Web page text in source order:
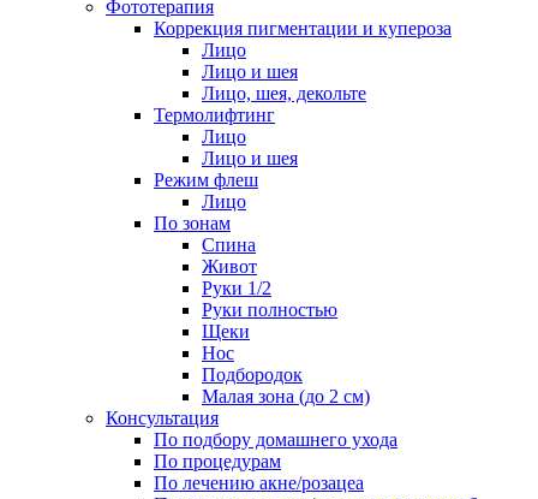
Фототерапия
Коррекция пигментации и купероза
Лицо
Лицо и шея
Лицо, шея, декольте
Термолифтинг
Лицо
Лицо и шея
Режим флеш
Лицо
По зонам
Спина
Живот
Руки 1/2
Руки полностью
Щеки
Нос
Подбородок
Малая зона (до 2 см)
Консультация
По подбору домашнего ухода
По процедурам
По лечению акне/розацеа